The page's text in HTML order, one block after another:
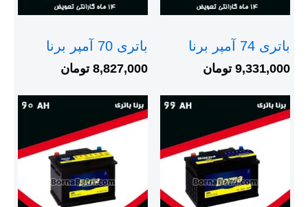
باتری 74 آمپر برنا
9,331,000 تومان
باتری 70 آمپر برنا
8,827,000 تومان